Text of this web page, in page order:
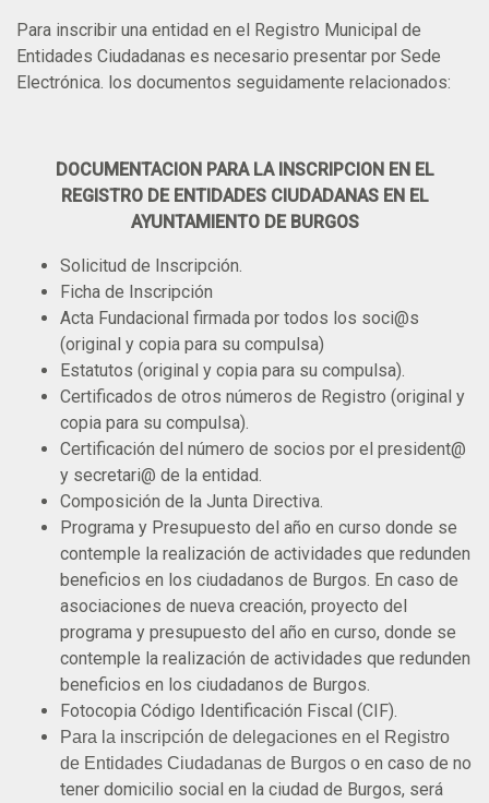
Para inscribir una entidad en el Registro Municipal de
Entidades Ciudadanas es necesario presentar por Sede
Electrónica. los documentos seguidamente relacionados:
DOCUMENTACION PARA LA INSCRIPCION EN EL
REGISTRO DE ENTIDADES CIUDADANAS EN EL
AYUNTAMIENTO DE BURGOS
Solicitud de Inscripción.
Ficha de Inscripción
Acta Fundacional firmada por todos los soci@s
(original y copia para su compulsa)
Estatutos (original y copia para su compulsa).
Certificados de otros números de Registro (original y
copia para su compulsa).
Certificación del número de socios por el president@
y secretari@ de la entidad.
Composición de la Junta Directiva.
Programa y Presupuesto del año en curso donde se
contemple la realización de actividades que redunden
beneficios en los ciudadanos de Burgos. En caso de
asociaciones de nueva creación, proyecto del
programa y presupuesto del año en curso, donde se
contemple la realización de actividades que redunden
beneficios en los ciudadanos de Burgos.
Fotocopia Código Identificación Fiscal (CIF).
Para la inscripción de delegaciones en el Registro
de Entidades Ciudadanas de Burgos o en caso de no
tener domicilio social en la ciudad de Burgos, será